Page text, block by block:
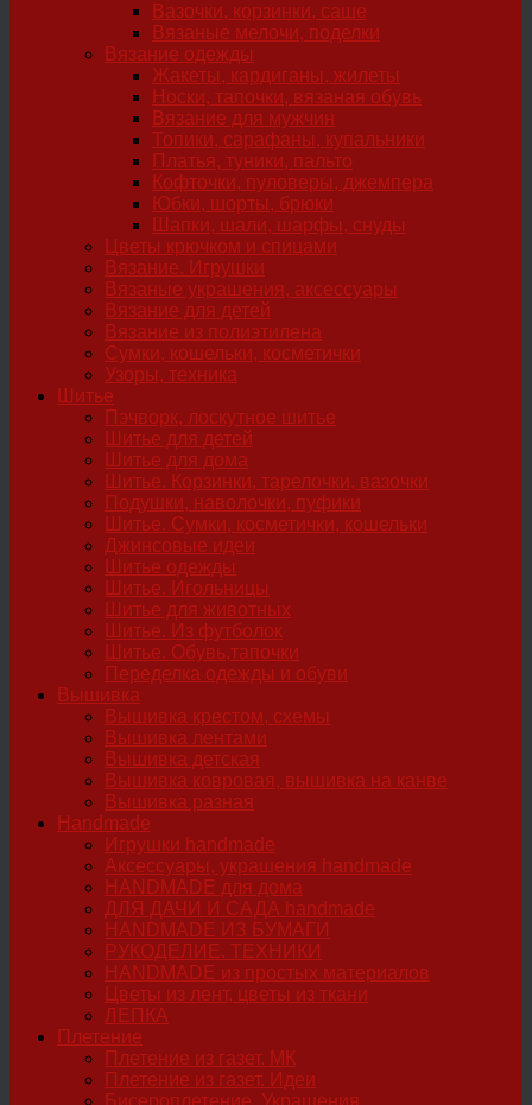
Вазочки, корзинки, саше
Вязаные мелочи, поделки
Вязание одежды
Жакеты, кардиганы, жилеты
Носки, тапочки, вязаная обувь
Вязание для мужчин
Топики, сарафаны, купальники
Платья, туники, пальто
Кофточки, пуловеры, джемпера
Юбки, шорты, брюки
Шапки, шали, шарфы, снуды
Цветы крючком и спицами
Вязание. Игрушки
Вязаные украшения, аксессуары
Вязание для детей
Вязание из полиэтилена
Сумки, кошельки, косметички
Узоры, техника
Шитье
Пэчворк, лоскутное шитье
Шитье для детей
Шитье для дома
Шитье. Корзинки, тарелочки, вазочки
Подушки, наволочки, пуфики
Шитье. Сумки, косметички, кошельки
Джинсовые идеи
Шитье одежды
Шитье. Игольницы
Шитье для животных
Шитье. Из футболок
Шитье. Обувь,тапочки
Переделка одежды и обуви
Вышивка
Вышивка крестом, схемы
Вышивка лентами
Вышивка детская
Вышивка ковровая, вышивка на канве
Вышивка разная
Handmade
Игрушки handmade
Аксессуары, украшения handmade
HANDMADE для дома
ДЛЯ ДАЧИ И САДА handmade
HANDMADE ИЗ БУМАГИ
РУКОДЕЛИЕ. ТЕХНИКИ
HANDMADE из простых материалов
Цветы из лент, цветы из ткани
ЛЕПКА
Плетение
Плетение из газет. МК
Плетение из газет. Идеи
Бисероплетение. Украшения